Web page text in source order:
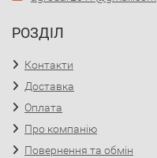
РОЗДІЛ
Контакти
Доставка
Оплата
Про компанію
Повернення та обмін